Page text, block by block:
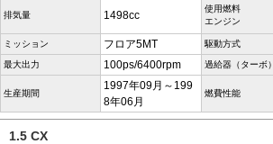
排気量 1498cc
使用燃料
エンジン
ミッション フロア5MT 駆動方式
最大出力 100ps/6400rpm 過給器（ターボ）
生産期間
1997年09月～199
8年06月
燃費性能
1.5 CX